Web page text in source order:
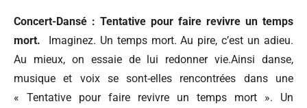
Concert-Dansé : Tentative pour faire revivre un temps
mort. Imaginez. Un temps mort. Au pire, c’est un adieu.
Au mieux, on essaie de lui redonner vie.Ainsi danse,
musique et voix se sont-elles rencontrées dans une
« Tentative pour faire revivre un temps mort ». Un